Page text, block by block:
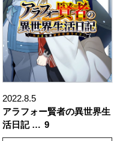
2022.8.5
アラフォー賢者の異世界生
活日記 … 9